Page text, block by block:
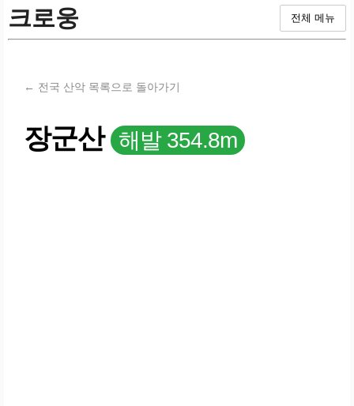
크로웅 전체 메뉴
← 전국 산악 목록으로 돌아가기
장군산 해발 354.8m